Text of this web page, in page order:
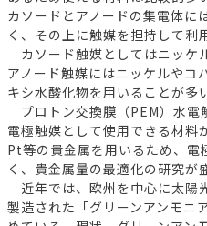
カソードとアノードの集電体に
く、その上に触媒を担持して利
カソード触媒としてはニッケ
アノード触媒にはニッケルやコ
キシ水酸化物を用いることが多
プロトン交換膜（PEM）水電
電極触媒として使用できる材
Pt等の貴金属を用いるため、電
く、貴金属量の最適化の研究が
近年では、欧州を中心に太陽
製造された「グリーンアンモニ